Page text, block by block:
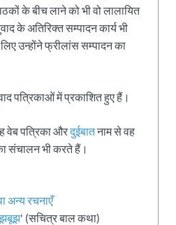
के बीच लाने को भी वो लालायित
के अतिरिक्त सम्पादन कार्य भी
उन्होंने फ्रीलांस सम्पादन का
पत्रिकाओं में प्रकाशित हुए हैं।
वेब पत्रिका औरदुईबातनाम से वह
संचालन भी करते हैं।
अन्य रचनाएँ
' (सचित्र बाल कथा)